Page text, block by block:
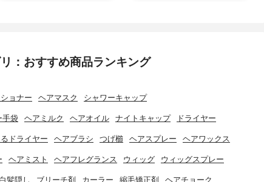
：おすすめ商品ランキング
ョナー ヘアマスク シャワーキャップ
手袋 ヘアミルク ヘアオイル ナイトキャップ ドライヤー
ドライヤー ヘアブラシ つげ櫛 ヘアスプレー ヘアワックス
ヘアミスト ヘアフレグランス ウィッグ ウィッグスプレー
白髪隠し ブリーチ剤 カーラー 縮毛矯正剤 ヘアチョーク